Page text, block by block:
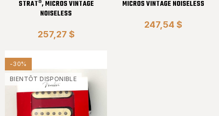
STRAT®, MICROS VINTAGE
NOISELESS
257,27 $
MICROS VINTAGE NOISELESS
247,54 $
-30%
BIENTÔT DISPONIBLE